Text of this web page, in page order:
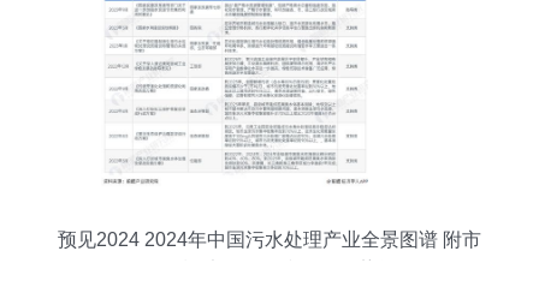
预见2024 2024年中国污水处理产业全景图谱 附市